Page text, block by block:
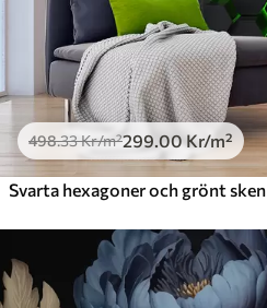
Peel and Stick
900.00540.00Kr/m²
498.33Kr/m²299 .00 Kr/m²
Svarta hexagoner och grönt sken